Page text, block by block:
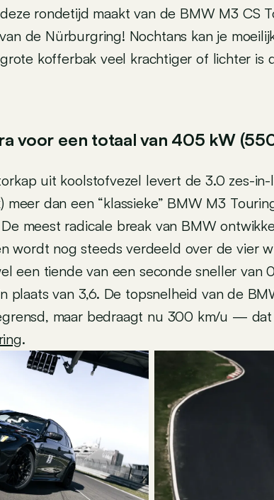
rondetijd maakt van de BMW M3 CS
de Nürburgring! Nochtans kan je
kofferbak veel krachtiger of lichter is
voor een totaal van 405 kW
uit koolstofvezel levert de 3.0 zes-in-
meer dan een “klassieke” BMW M3
meest radicale break van BMW
wordt nog steeds verdeeld over de vier
een tiende van een seconde sneller van
plaats van 3,6. De topsnelheid van de
maar bedraagt nu 300 km/u —
.